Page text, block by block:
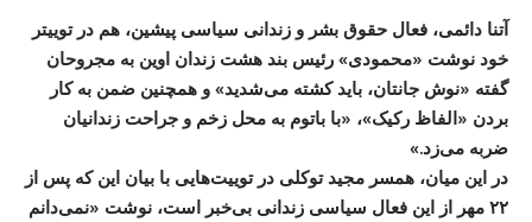
آتنا دائمی، فعال حقوق بشر و زندانی سیاسی پیشین، هم در توییتر
خود نوشت «محمودی» رئیس بند هشت زندان اوین به مجروحان
گفته «نوش جانتان، باید کشته می‌شدید» و همچنین ضمن به کار
بردن «الفاظ رکیک»، «با باتوم به محل زخم و جراحت زندانیان
ضربه می‌زد.»
در این میان، همسر مجید توکلی در توییت‌هایی با بیان این که پس از
۲۲ مهر از این فعال سیاسی زندانی بی‌خبر است، نوشت «نمی‌دانم